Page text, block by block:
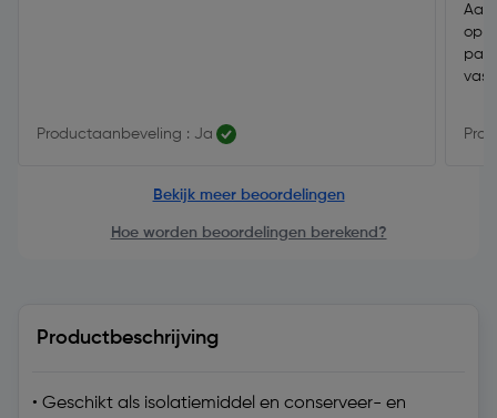
Productaanbeveling : Ja
op
Bekijk meer beoordelingen
Hoe worden beoordelingen berekend?
Productbeschrijving
• Geschikt als isolatiemiddel en conserveer- en